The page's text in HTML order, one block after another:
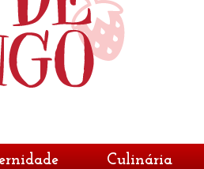
Culinária